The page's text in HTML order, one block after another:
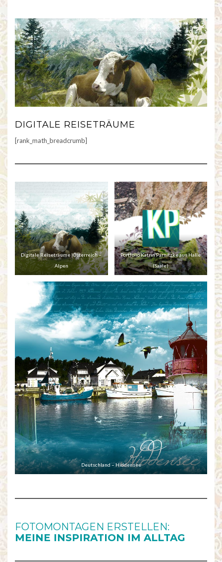
DIGITALE REISETRÄUME
[rank_math_breadcrumb]
Digitale Reiseträume |Österreich –
Alpen
Portfolio Katrin Parnitzke aus Halle
(Saale)
Deutschland – Hiddensee
FOTOMONTAGEN ERSTELLEN:
MEINE INSPIRATION IM ALLTAG